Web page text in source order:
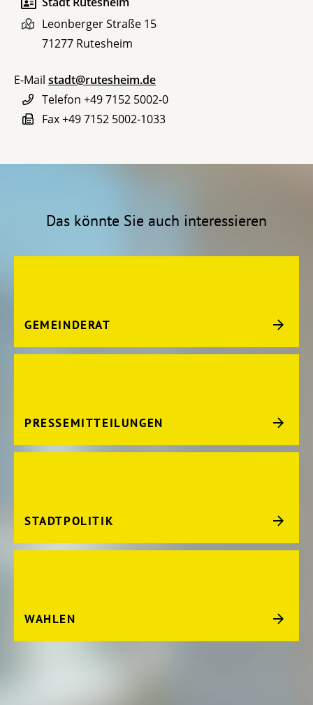
Leonberger Straße 15
71277 Rutesheim
E-Mail stadt@rutesheim.de
Telefon +49 7152 5002-0
Fax+49 7152 5002-1033
Das könnte Sie auch interessieren
GEMEINDERAT
PRESSEMITTEILUNGEN
STADTPOLITIK
WAHLEN